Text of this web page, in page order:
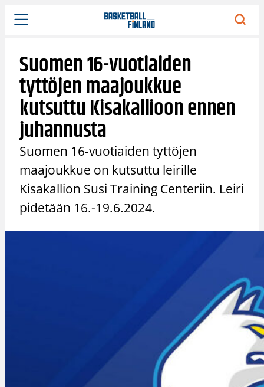
Siirry
sisältöön
Suomen 16-vuotiaiden
tyttöjen maajoukkue
kutsuttu Kisakallioon ennen
juhannusta
Suomen 16-vuotiaiden tyttöjen
maajoukkue on kutsuttu leirille
Kisakallion Susi Training Centeriin. Leiri
pidetään 16.-19.6.2024.